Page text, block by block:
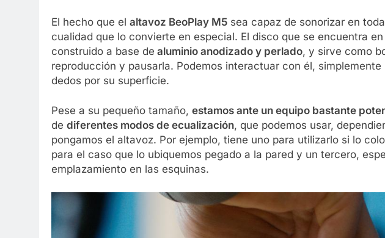
El hecho que el altavoz BeoPlay M5 sea capaz de sonorizar en
cualidad que lo convierte en especial. El disco que se encuentra
construido a base de aluminio anodizado y perlado, y sirve como
reproducción y pausarla. Podemos interactuar con él,
dedos por su superficie.
Pese a su pequeño tamaño, estamos ante un equipo bastante
de diferentes modos de ecualización, que podemos usar,
pongamos el altavoz. Por ejemplo, tiene uno para utilizarlo si lo
para el caso que lo ubiquemos pegado a la pared y un tercero,
emplazamiento en las esquinas.